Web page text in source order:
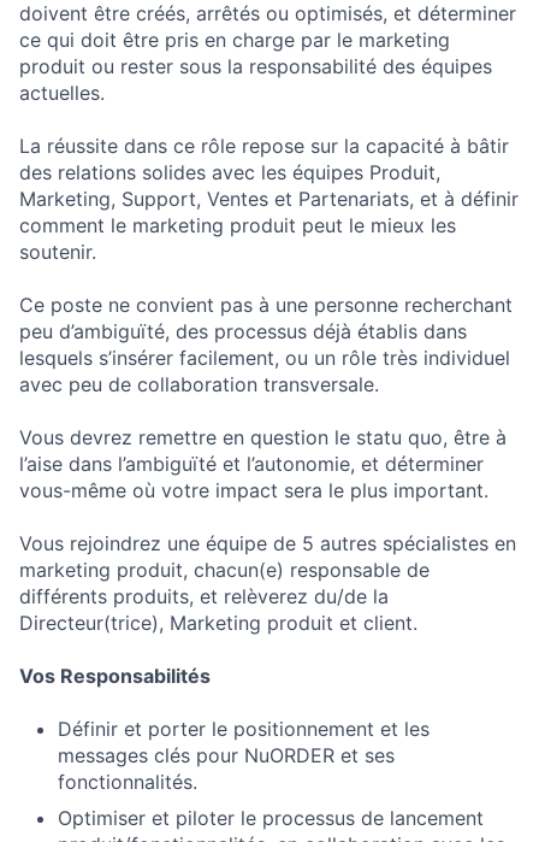
doivent être créés, arrêtés ou optimisés, et déterminer
ce qui doit être pris en charge par le marketing
produit ou rester sous la responsabilité des équipes
actuelles.
La réussite dans ce rôle repose sur la capacité à bâtir
des relations solides avec les équipes Produit,
Marketing, Support, Ventes et Partenariats, et à définir
comment le marketing produit peut le mieux les
soutenir.
Ce poste ne convient pas à une personne recherchant
peu d’ambiguïté, des processus déjà établis dans
lesquels s’insérer facilement, ou un rôle très individuel
avec peu de collaboration transversale.
Vous devrez remettre en question le statu quo, être à
l’aise dans l’ambiguïté et l’autonomie, et déterminer
vous-même où votre impact sera le plus important.
Vous rejoindrez une équipe de 5 autres spécialistes en
marketing produit, chacun(e) responsable de
différents produits, et relèverez du/de la
Directeur(trice), Marketing produit et client.
Vos Responsabilités
Définir et porter le positionnement et les
messages clés pour NuORDER et ses
fonctionnalités.
Optimiser et piloter le processus de lancement